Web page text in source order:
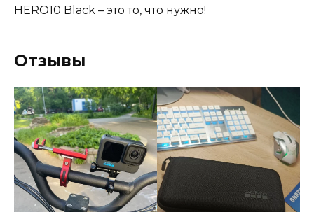
HERO10 Black – это то, что нужно!
Отзывы